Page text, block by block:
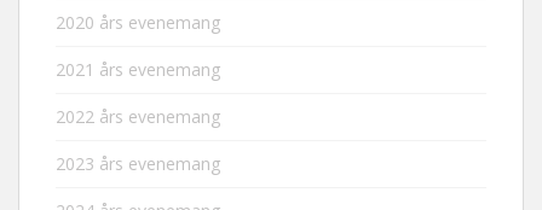
2020 års evenemang
2021 års evenemang
2022 års evenemang
2023 års evenemang